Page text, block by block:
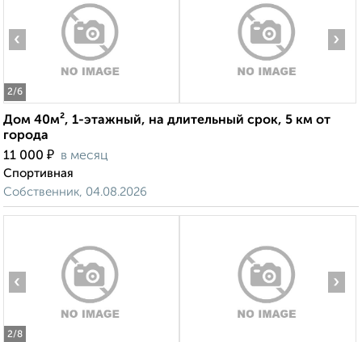
2/6
‹ ›
Дом 40м², 1-этажный, на длительный срок, 5 км от
города
11 000 ₽ в месяц
Спортивная
Собственник, 04.08.2026
2/8
‹ ›